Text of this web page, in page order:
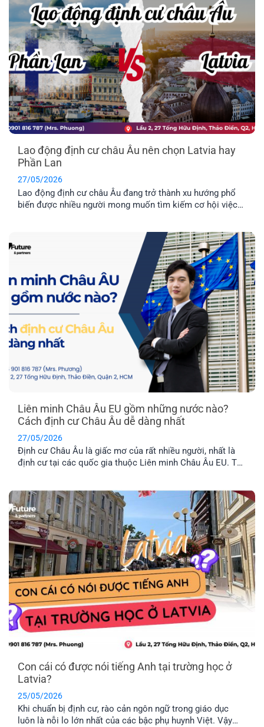
Lao động định cư châu Âu nên chọn Latvia hay
Phần Lan
27/05/2026
Lao động định cư châu Âu đang trở thành xu hướng phổ
biến được nhiều người mong muốn tìm kiếm cơ hội việc
nhất hiện nay là Latvia và Phần Lan. Mỗi địa điểm đều có
những ưu điểm riêng. Vậy đâu mới là nơi phù hợp nhất với
Liên minh Châu Âu EU gồm những nước nào?
Cách định cư Châu Âu dễ dàng nhất
27/05/2026
Định cư Châu Âu là giấc mơ của rất nhiều người, nhất là
định cư tại các quốc gia thuộc Liên minh Châu Âu EU. Tuy
trình định cư Châu Âu dễ dàng nhất hiện nay? Hãy cùng
EFP tìm hiểu nhé!
Con cái có được nói tiếng Anh tại trường học ở
Latvia?
25/05/2026
Khi chuẩn bị định cư, rào cản ngôn ngữ trong giáo dục
luôn là nỗi lo lớn nhất của các bậc phụ huynh Việt. Vậy